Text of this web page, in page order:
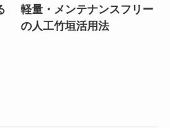
軽量・メンテナンスフリー
の人工竹垣活用法